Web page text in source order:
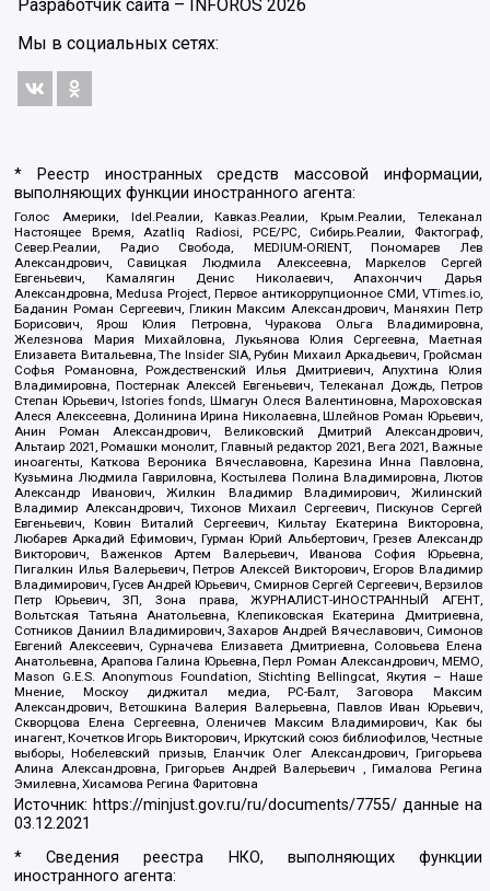
Разработчик сайта – INFOROS 2026
Мы в социальных сетях:
* Реестр иностранных средств массовой информации,
выполняющих функции иностранного агента:
Голос Америки, Idel.Реалии, Кавказ.Реалии, Крым.Реалии, Телеканал
Настоящее Время, Azatliq Radiosi, PCE/PC, Сибирь.Реалии, Фактограф,
Север.Реалии, Радио Свобода, MEDIUM-ORIENT, Пономарев Лев
Александрович, Савицкая Людмила Алексеевна, Маркелов Сергей
Евгеньевич, Камалягин Денис Николаевич, Апахончич Дарья
Александровна, Medusa Project, Первое антикоррупционное СМИ, VTimes.io,
Баданин Роман Сергеевич, Гликин Максим Александрович, Маняхин Петр
Борисович, Ярош Юлия Петровна, Чуракова Ольга Владимировна,
Железнова Мария Михайловна, Лукьянова Юлия Сергеевна, Маетная
Елизавета Витальевна, The Insider SIA, Рубин Михаил Аркадьевич, Гройсман
Софья Романовна, Рождественский Илья Дмитриевич, Апухтина Юлия
Владимировна, Постернак Алексей Евгеньевич, Телеканал Дождь, Петров
Степан Юрьевич, Istories fonds, Шмагун Олеся Валентиновна, Мароховская
Алеся Алексеевна, Долинина Ирина Николаевна, Шлейнов Роман Юрьевич,
Анин Роман Александрович, Великовский Дмитрий Александрович,
Альтаир 2021, Ромашки монолит, Главный редактор 2021, Вега 2021, Важные
иноагенты, Каткова Вероника Вячеславовна, Карезина Инна Павловна,
Кузьмина Людмила Гавриловна, Костылева Полина Владимировна, Лютов
Александр Иванович, Жилкин Владимир Владимирович, Жилинский
Владимир Александрович, Тихонов Михаил Сергеевич, Пискунов Сергей
Евгеньевич, Ковин Виталий Сергеевич, Кильтау Екатерина Викторовна,
Любарев Аркадий Ефимович, Гурман Юрий Альбертович, Грезев Александр
Викторович, Важенков Артем Валерьевич, Иванова София Юрьевна,
Пигалкин Илья Валерьевич, Петров Алексей Викторович, Егоров Владимир
Владимирович, Гусев Андрей Юрьевич, Смирнов Сергей Сергеевич, Верзилов
Петр Юрьевич, ЗП, Зона права, ЖУРНАЛИСТ-ИНОСТРАННЫЙ АГЕНТ,
Вольтская Татьяна Анатольевна, Клепиковская Екатерина Дмитриевна,
Сотников Даниил Владимирович, Захаров Андрей Вячеславович, Симонов
Евгений Алексеевич, Сурначева Елизавета Дмитриевна, Соловьева Елена
Анатольевна, Арапова Галина Юрьевна, Перл Роман Александрович, МЕМО,
Mason G.E.S. Anonymous Foundation, Stichting Bellingcat, Якутия – Наше
Мнение, Москоу диджитал медиа, РС-Балт, Заговора Максим
Александрович, Ветошкина Валерия Валерьевна, Павлов Иван Юрьевич,
Скворцова Елена Сергеевна, Оленичев Максим Владимирович, Как бы
инагент, Кочетков Игорь Викторович, Иркутский союз библиофилов, Честные
выборы, Нобелевский призыв, Еланчик Олег Александрович, Григорьева
Алина Александровна, Григорьев Андрей Валерьевич , Гималова Регина
Эмилевна, Хисамова Регина Фаритовна
Источник: https://minjust.gov.ru/ru/documents/7755/ данные на
03.12.2021
* Сведения реестра НКО, выполняющих функции
иностранного агента: